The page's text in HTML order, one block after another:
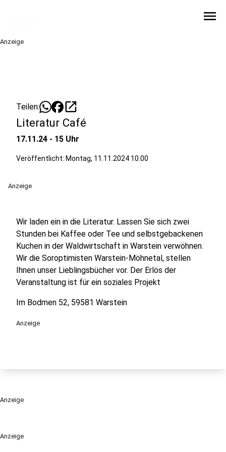
menu
Anzeige
Anzeige
Teilen: open_in_new
Literatur Café
17.11.24 - 15 Uhr
Veröffentlicht: Montag, 11.11.2024 10:00
Anzeige
Wir laden ein in die Literatur. Lassen Sie sich zwei
Stunden bei Kaffee oder Tee und selbstgebackenen
Kuchen in der Waldwirtschaft in Warstein verwöhnen.
Wir die Soroptimisten Warstein-Möhnetal, stellen
Ihnen unser Lieblingsbücher vor. Der Erlös der
Veranstaltung ist für ein soziales Projekt
Im Bodmen 52, 59581 Warstein
Anzeige
Anzeige